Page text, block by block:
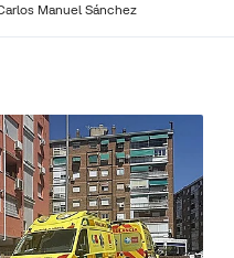
Manuel Sánchez